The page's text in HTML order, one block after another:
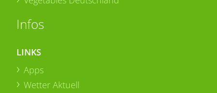
Infos
LINKS
Apps
Wetter Aktuell